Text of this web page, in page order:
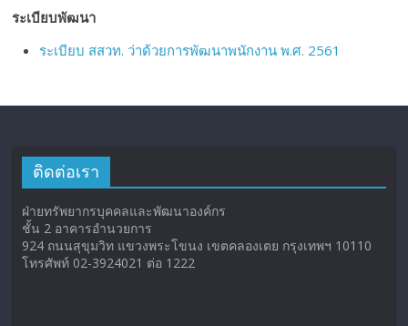
ระเบียบพัฒนา
ระเบียบ สสวท. ว่าด้วยการพัฒนาพนักงาน พ.ศ. 2561
ติดต่อเรา
ฝ่ายทรัพยากรบุคคลและพัฒนาองค์กร
ชั้น 2 อาคารอำนวยการ
924 ถนนสุขุมวิท แขวงพระโขนง เขตคลองเตย กรุงเทพฯ 10110
โทรศัพท์ 02-3924021 ต่อ 1222